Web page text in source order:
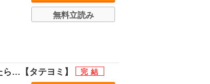
無料立読み
ら…【タテヨミ】